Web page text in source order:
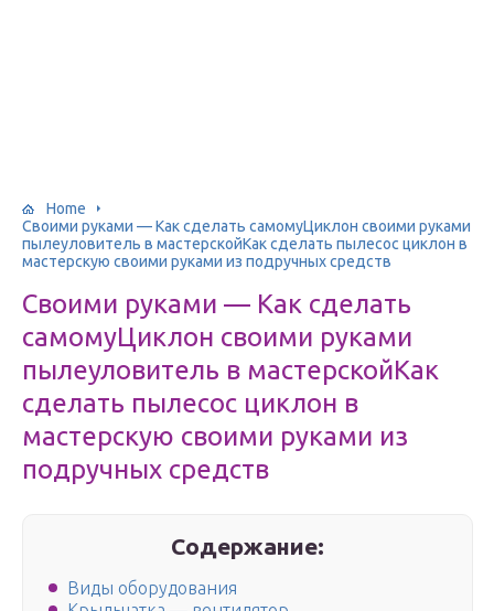
Home
Своими руками — Как сделать самомуЦиклон своими руками
пылеуловитель в мастерскойКак сделать пылесос циклон в
мастерскую своими руками из подручных средств
Своими руками — Как сделать
самомуЦиклон своими руками
пылеуловитель в мастерскойКак
сделать пылесос циклон в
мастерскую своими руками из
подручных средств
Содержание:
Виды оборудования